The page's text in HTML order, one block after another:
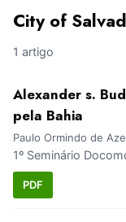
City of
1 artigo
Alexander s.
pela Bahia
Paulo Ormindo de
1º Seminário
PDF